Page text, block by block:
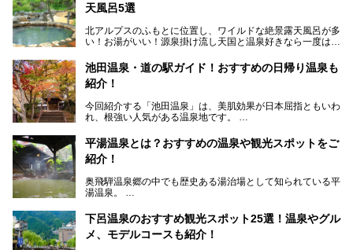
そして大浴場は日帰り入浴もできるんですよ。泊まりでも日
岐阜の手仕事に触れる旅とともに楽しんでみてはいかがでし
ょう！
───
提供元：岐阜県【PR】
この記事は岐阜県のPR記事です。
天風呂5選
北アルプスのふもとに位置し、ワイルドな絶景露天風呂が多
い！お湯がいい！源泉掛け流し天国と温泉好きなら一度は行
「平湯温泉」「福地温泉」「新平湯温泉」「栃尾温泉」「新
穂高温泉」と5つの温泉地を総称して奥飛騨温泉郷と呼びま
風呂を5ヶ所ご紹介したいと思います。いずれも素晴らしい
温泉ですよ！
池田温泉・道の駅ガイド！おすすめの日帰り温泉も
紹介！
今回紹介する「池田温泉」は、美肌効果が日本屈指ともいわ
れ、根強い人気がある温泉地です。
温泉旅として利用することができます。
池田温泉には道の駅があるなど、温泉、観光、買い物と、さ
そんな池田温泉の魅力を詳しく紹介していきます！
平湯温泉とは？おすすめの温泉や観光スポットをご
紹介！
奥飛騨温泉郷の中でも歴史ある湯治場として知られている平
湯温泉。
らの利用客も増え、ますます賑わいを見せています。そこで
今回は、平湯温泉の観光スポットとおすすめの温泉施設を紹
介します。気になる温泉をぜひチェックしてみてください。
下呂温泉のおすすめ観光スポット25選！温泉やグル
メ、モデルコースも紹介！